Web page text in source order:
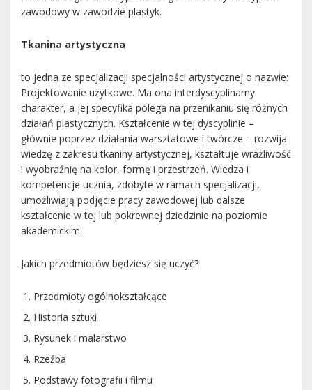
zawodowy w zawodzie plastyk.
Tkanina artystyczna
to jedna ze specjalizacji specjalności artystycznej o nazwie:
Projektowanie użytkowe. Ma ona interdyscyplinarny
charakter, a jej specyfika polega na przenikaniu się różnych
działań plastycznych. Kształcenie w tej dyscyplinie –
głównie poprzez działania warsztatowe i twórcze – rozwija
wiedzę z zakresu tkaniny artystycznej, kształtuje wrażliwość
i wyobraźnię na kolor, formę i przestrzeń. Wiedza i
kompetencje ucznia, zdobyte w ramach specjalizacji,
umożliwiają podjęcie pracy zawodowej lub dalsze
kształcenie w tej lub pokrewnej dziedzinie na poziomie
akademickim.
Jakich przedmiotów będziesz się uczyć?
Przedmioty ogólnokształcące
Historia sztuki
Rysunek i malarstwo
Rzeźba
Podstawy fotografii i filmu